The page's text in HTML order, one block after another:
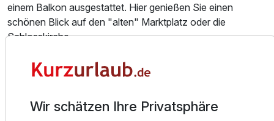
einem Balkon ausgestattet. Hier genießen Sie einen
schönen Blick auf den "alten" Marktplatz oder die
Schlosskirche.
Gastronomie und Events
Ob romantisches Candle-Light-Dinner, Geschäftsessen
ein, die Welt der Genüsse immer wieder neu zu entdecken.
Wir schätzen Ihre Privatsphäre